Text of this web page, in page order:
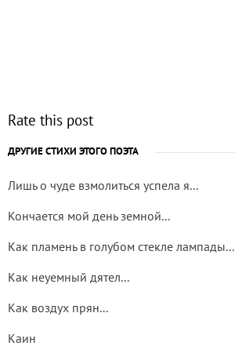
Rate this post
ДРУГИЕ СТИХИ ЭТОГО ПОЭТА
Лишь о чуде взмолиться успела я...
Кончается мой день земной...
Как пламень в голубом стекле лампады...
Как неуемный дятел...
Как воздух прян...
Каин